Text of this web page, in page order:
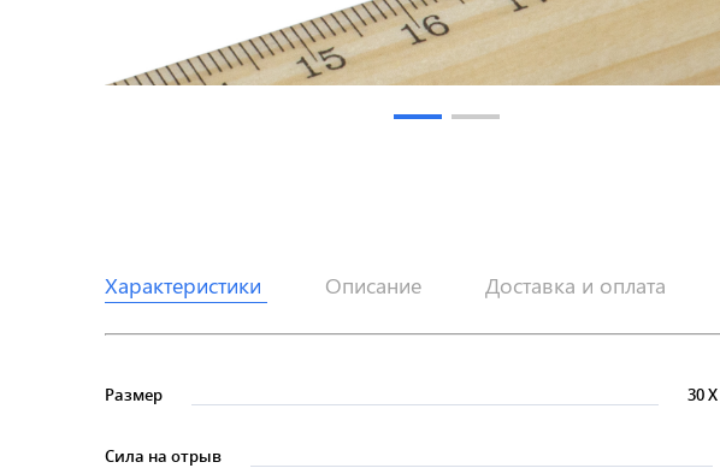
Характеристики Описание Доставка и оплата
Размер 30X
Сила на отрыв